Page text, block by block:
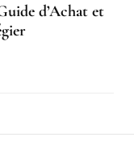
d’Achat et